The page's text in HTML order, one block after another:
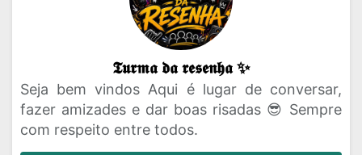
𝕿𝖚𝖗𝖒𝖆 𝖉𝖆 𝖗𝖊𝖘𝖊𝖓𝖍𝖆 ✨
Seja bem vindos Aqui é lugar de conversar,
fazer amizades e dar boas risadas 😎 Sempre
com respeito entre todos.